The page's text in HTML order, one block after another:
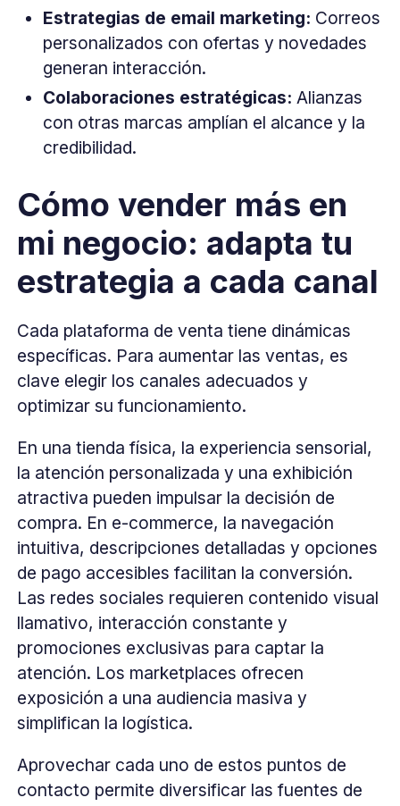
Estrategias de email marketing: Correos
personalizados con ofertas y novedades
generan interacción.
Colaboraciones estratégicas: Alianzas
con otras marcas amplían el alcance y la
credibilidad.
Cómo vender más en
mi negocio: adapta tu
estrategia a cada canal
Cada plataforma de venta tiene dinámicas
específicas. Para aumentar las ventas, es
clave elegir los canales adecuados y
optimizar su funcionamiento.
En una tienda física, la experiencia sensorial,
la atención personalizada y una exhibición
atractiva pueden impulsar la decisión de
compra. En e-commerce, la navegación
intuitiva, descripciones detalladas y opciones
de pago accesibles facilitan la conversión.
Las redes sociales requieren contenido visual
llamativo, interacción constante y
promociones exclusivas para captar la
atención. Los marketplaces ofrecen
exposición a una audiencia masiva y
simplifican la logística.
Aprovechar cada uno de estos puntos de
contacto permite diversificar las fuentes de